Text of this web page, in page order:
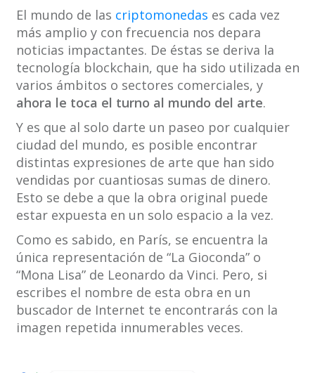
El mundo de las criptomonedas es cada vez
más amplio y con frecuencia nos depara
noticias impactantes. De éstas se deriva la
tecnología blockchain, que ha sido utilizada en
varios ámbitos o sectores comerciales, y
ahora le toca el turno al mundo del arte.
Y es que al solo darte un paseo por cualquier
ciudad del mundo, es posible encontrar
distintas expresiones de arte que han sido
vendidas por cuantiosas sumas de dinero.
Esto se debe a que la obra original puede
estar expuesta en un solo espacio a la vez.
Como es sabido, en París, se encuentra la
única representación de “La Gioconda” o
“Mona Lisa” de Leonardo da Vinci. Pero, si
escribes el nombre de esta obra en un
buscador de Internet te encontrarás con la
imagen repetida innumerables veces.